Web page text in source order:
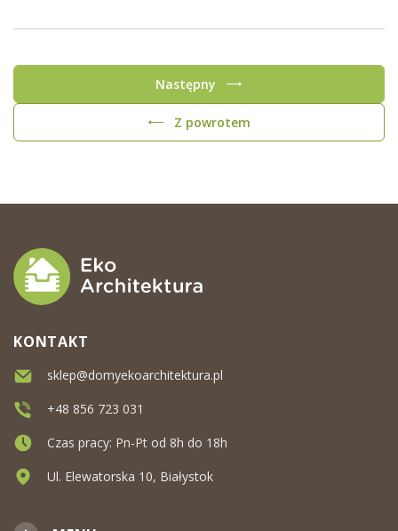
Z powrotem
Następny
KONTAKT
sklep@domyekoarchitektura.pl
+48 856 723 031
Czas pracy: Pn-Pt od 8h do 18h
Ul. Elewatorska 10, Białystok